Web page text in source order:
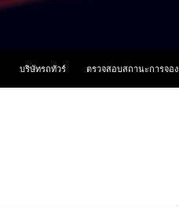
บริษัทรถทัวร์ ตรวจสอบสถานะการจอง